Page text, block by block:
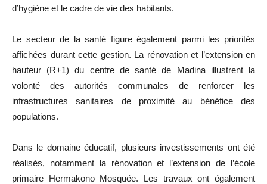
d’hygiène et le cadre de vie des habitants.
Le secteur de la santé figure également parmi les priorités
affichées durant cette gestion. La rénovation et l’extension en
hauteur (R+1) du centre de santé de Madina illustrent la
volonté des autorités communales de renforcer les
infrastructures sanitaires de proximité au bénéfice des
populations.
Dans le domaine éducatif, plusieurs investissements ont été
réalisés, notamment la rénovation et l’extension de l’école
primaire Hermakono Mosquée. Les travaux ont également